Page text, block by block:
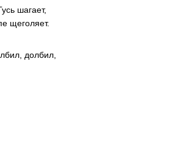
шагает,
щеголяет.
долбил,